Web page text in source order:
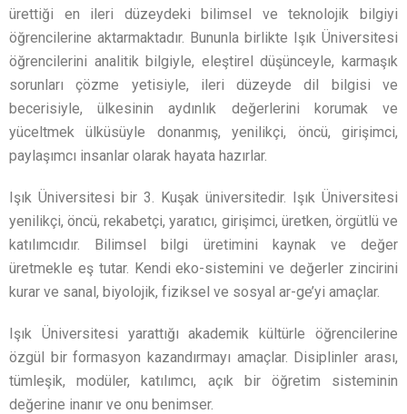
ürettiği en ileri düzeydeki bilimsel ve teknolojik bilgiyi
öğrencilerine aktarmaktadır. Bununla birlikte Işık Üniversitesi
öğrencilerini analitik bilgiyle, eleştirel düşünceyle, karmaşık
sorunları çözme yetisiyle, ileri düzeyde dil bilgisi ve
becerisiyle, ülkesinin aydınlık değerlerini korumak ve
yüceltmek ülküsüyle donanmış, yenilikçi, öncü, girişimci,
paylaşımcı insanlar olarak hayata hazırlar.
Işık Üniversitesi bir 3. Kuşak üniversitedir. Işık Üniversitesi
yenilikçi, öncü, rekabetçi, yaratıcı, girişimci, üretken, örgütlü ve
katılımcıdır. Bilimsel bilgi üretimini kaynak ve değer
üretmekle eş tutar. Kendi eko-sistemini ve değerler zincirini
kurar ve sanal, biyolojik, fiziksel ve sosyal ar-ge’yi amaçlar.
Işık Üniversitesi yarattığı akademik kültürle öğrencilerine
özgül bir formasyon kazandırmayı amaçlar. Disiplinler arası,
tümleşik, modüler, katılımcı, açık bir öğretim sisteminin
değerine inanır ve onu benimser.